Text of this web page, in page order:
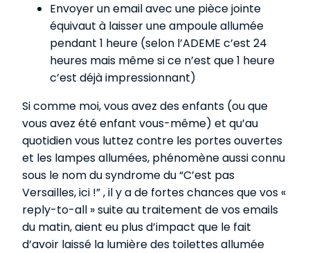
Envoyer un email avec une pièce jointe
équivaut à laisser une ampoule allumée
pendant 1 heure (selon l’ADEME c’est 24
heures mais même si ce n’est que 1 heure
c’est déjà impressionnant)
Si comme moi, vous avez des enfants (ou que
vous avez été enfant vous-même) et qu’au
quotidien vous luttez contre les portes ouvertes
et les lampes allumées, phénomène aussi connu
sous le nom du syndrome du “C’est pas
Versailles, ici !” , il y a de fortes chances que vos «
reply-to-all » suite au traitement de vos emails
du matin, aient eu plus d’impact que le fait
d’avoir laissé la lumière des toilettes allumée